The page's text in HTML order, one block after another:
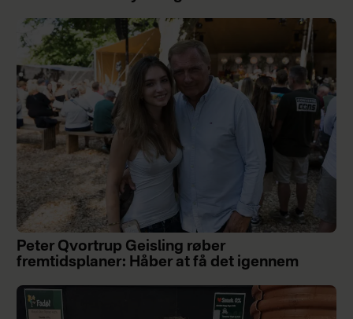
Peter Qvortrup Geisling røber
fremtidsplaner: Håber at få det igennem